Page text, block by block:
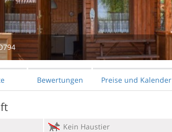
Bewertungen Preise und Kalender
Kein Haustier